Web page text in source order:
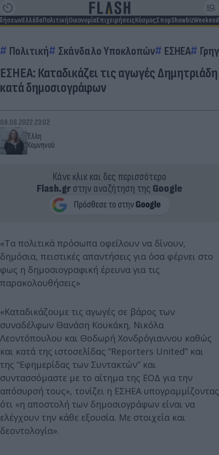
ΕλλάδαΠολιτικήΟικονομίαΕπιχειρήσειςΚόσμοςΣπορShowbizWeekend
Πολιτική Σκάνδαλο Υποκλοπών ΕΣΗΕΑ
ΕΣΗΕΑ: Καταδικάζει τις αγωγές Δημητριάδη
κατά δημοσιογράφων
Έλλη
Κομνηνού
08.08.2022 23:02
Κάνε κλικ και δες περισσότερο
Flash.grστην αναζήτηση της Google
«Τα πολιτικά πρόσωπα οφείλουν να δίνουν,
δημόσια, πειστικές απαντήσεις για όσα φέρνει στο
φως η δημοσιογραφική έρευνα για τις
παρακολουθήσεις»
«Καταδικάζουμε τις αγωγές σε βάρος των
συναδέλφων Θανάση Κουκάκη, Νικόλα
Λεοντόπουλου και Θοδωρή Χονδρόγιαννου καθώς
και κατά της ιστοσελίδας “Reporters United” και
της “Εφημερίδας των Συντακτών” και
συντασσόμαστε με το αίτημα της ΕΟΔ για την
απόσυρσή τους», τονίζει η ΕΣΗΕΑ υπογραμμίζοντας
ότι «η αποστολή των δημοσιογράφων είναι να
ελέγχουν την κάθε εξουσία. Με στοιχεία και
δεοντολογία».